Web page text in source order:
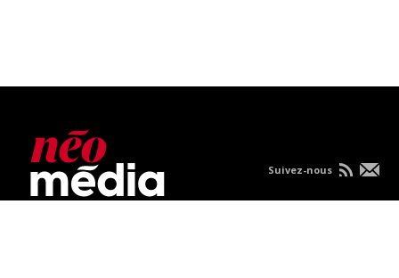
Suivez-nous